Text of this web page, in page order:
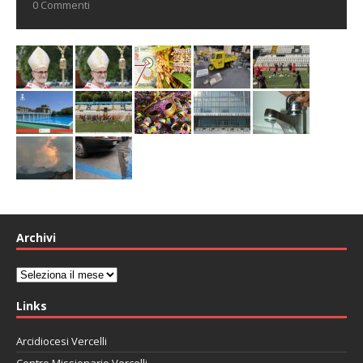
0 Commenti
Archivi
Archivi
Links
Arcidiocesi Vercelli